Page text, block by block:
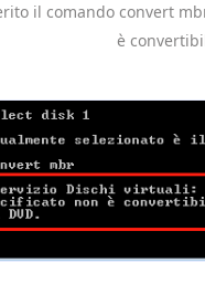
il comando convert
è